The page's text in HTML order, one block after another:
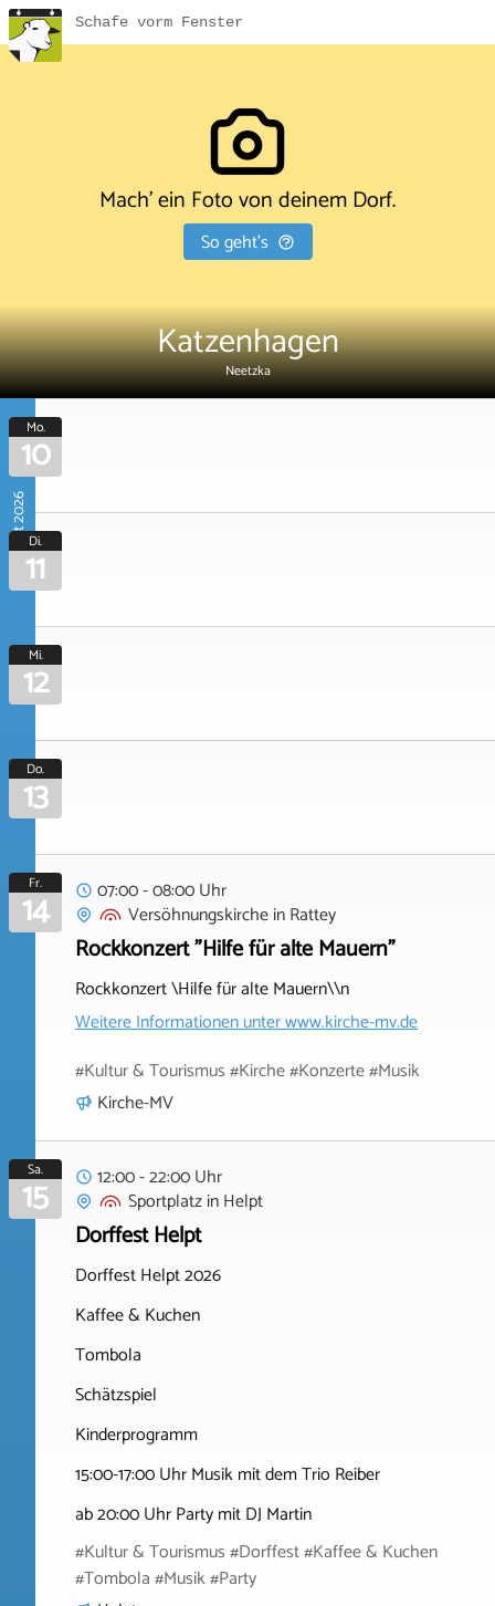
Schafe vorm Fenster
Mach' ein Foto von deinem Dorf.
So geht's
Katzenhagen
Neetzka
August 2026
Mo.
10
Di.
11
Mi.
12
Do.
13
Fr.
14
07:00 - 08:00 Uhr
VersöhnungskircheinRattey
Rockkonzert "Hilfe für alte Mauern"
Rockkonzert \Hilfe für alte Mauern\\n
Weitere Informationen unterwww.kirche-mv.de
#Kultur & Tourismus #Kirche #Konzerte #Musik
Kirche-MV
Sa.
15
12:00 - 22:00 Uhr
SportplatzinHelpt
Dorffest Helpt
Dorffest Helpt 2026
Kaffee & Kuchen
Tombola
Schätzspiel
Kinderprogramm
15:00-17:00 Uhr Musik mit dem Trio Reiber
ab 20:00 Uhr Party mit DJ Martin
#Kultur & Tourismus #Dorffest #Kaffee & Kuchen
#Tombola #Musik #Party